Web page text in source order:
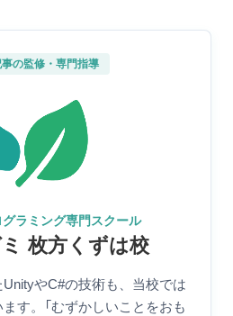
の監修・専門指導
ラミング専門スクール
枚方くずは校
やC#の技術も、当校では
す。「むずかしいことをおも